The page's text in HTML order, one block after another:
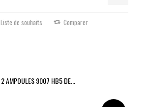
Liste de souhaits Comparer
2 AMPOULES 9007 HB5 DE...